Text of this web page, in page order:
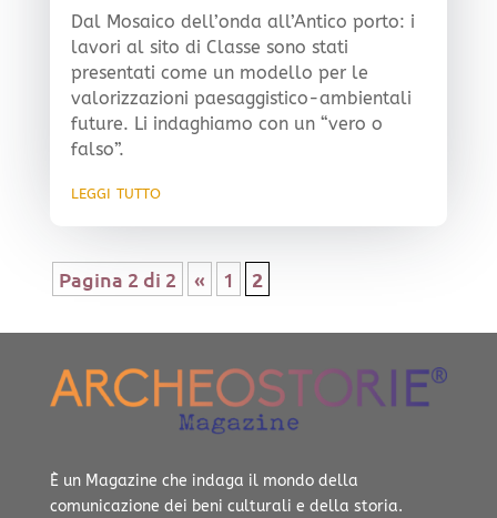
Dal Mosaico dell’onda all’Antico porto: i
lavori al sito di Classe sono stati
presentati come un modello per le
valorizzazioni paesaggistico-ambientali
future. Li indaghiamo con un “vero o
falso”.
leggi tutto
Pagina 2 di 2 « 1 2
È un Magazine che indaga il mondo della
comunicazione dei beni culturali e della storia.